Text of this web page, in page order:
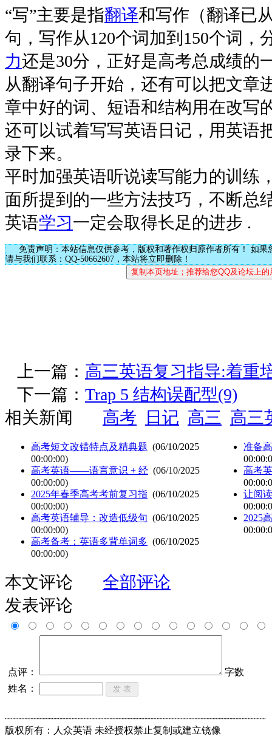
“写”主要是指翻译和写作（翻译已
句，写作从120个词加到150个词，
力还是30分，正好是高考总成绩的
从翻译句子开始，还有可以把文章
章中好的词、短语和结构用在改写
还可以试着写写英语日记，用英语
录下来。
平时加强英语听说读写能力的训练
面所提到的一些方法技巧，不断总
英语学习一定会取得长足的进步 .
免责声明：本站信息仅供参考，版权和著作权归原作者所有！ 如果
请与我们联系：QQ-50662607，本站将立即删除！
上一篇： 高三英语复习指导:着重
下一篇： Trap 5 结构误配型(9)
相关新闻
高考 日记 高三 高三
高考短文改错特点及精典题 (06/10/2025
00:00:00)
高考英语——语言意识 + 经 (06/10/2025
00:00:00)
2025年春季高考考前复习指 (06/10/2025
00:00:00)
高考英语辅导：改造低级句 (06/10/2025
00:00:00)
高考备考：英语多背单词多 (06/10/2025
00:00:00)
准备
高考
让阅
2025
本文评论
全部评论
发表评论
点评：
字数
姓名：
┈┈┈┈┈┈┈┈┈┈┈┈┈┈┈┈┈┈┈┈┈┈┈┈┈┈┈┈┈┈┈┈┈┈┈┈┈┈┈┈┈┈┈
版权所有：人众英语 未经授权禁止复制或建立镜像